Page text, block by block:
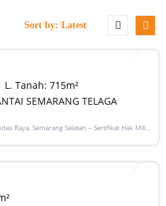
SEMARANG TELAGA
Raya, Semarang Selatan – Sertifikat Hak Milik,
L. Tanah: 715m²